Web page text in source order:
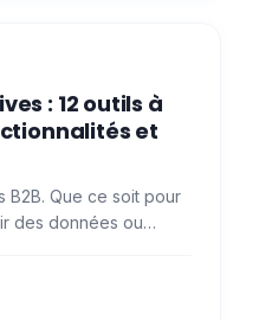
: 12 outils à
et
B2B. Que ce soit pour
des données ou